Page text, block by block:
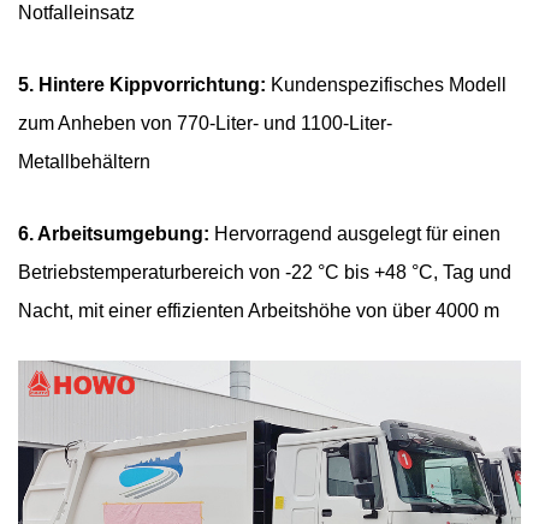
Notfalleinsatz
5. Hintere Kippvorrichtung: Kundenspezifisches Modell
zum Anheben von 770-Liter- und 1100-Liter-
Metallbehältern
6. Arbeitsumgebung: Hervorragend ausgelegt für einen
Betriebstemperaturbereich von -22 °C bis +48 °C, Tag und
Nacht, mit einer effizienten Arbeitshöhe von über 4000 m